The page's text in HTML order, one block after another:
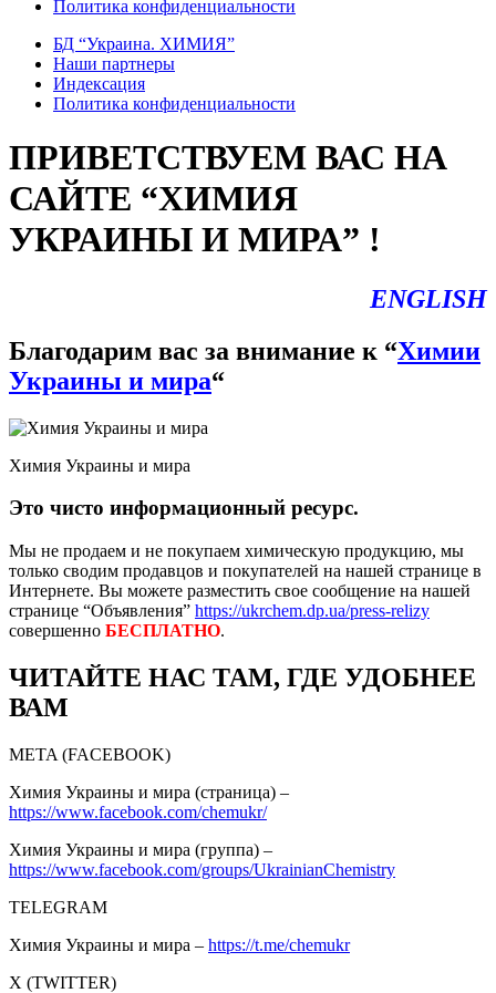
Политика конфиденциальности
БД “Украина. ХИМИЯ”
Наши партнеры
Индексация
Политика конфиденциальности
ПРИВЕТСТВУЕМ ВАС НА
САЙТЕ “ХИМИЯ
УКРАИНЫ И МИРА” !
ENGLISH
Благодарим вас за внимание к “Химии
Украины и мира“
Химия Украины и мира
Это чисто информационный ресурс.
Мы не продаем и не покупаем химическую продукцию, мы
только сводим продавцов и покупателей на нашей странице в
Интернете. Вы можете разместить свое сообщение на нашей
странице “Объявления” https://ukrchem.dp.ua/press-relizy
совершенно БЕСПЛАТНО.
ЧИТАЙТЕ НАС ТАМ, ГДЕ УДОБНЕЕ
ВАМ
META (FACEBOOK)
Химия Украины и мира (страница) –
https://www.facebook.com/chemukr/
Химия Украины и мира (группа) –
https://www.facebook.com/groups/UkrainianChemistry
TELEGRAM
Химия Украины и мира – https://t.me/chemukr
Х (TWITTER)